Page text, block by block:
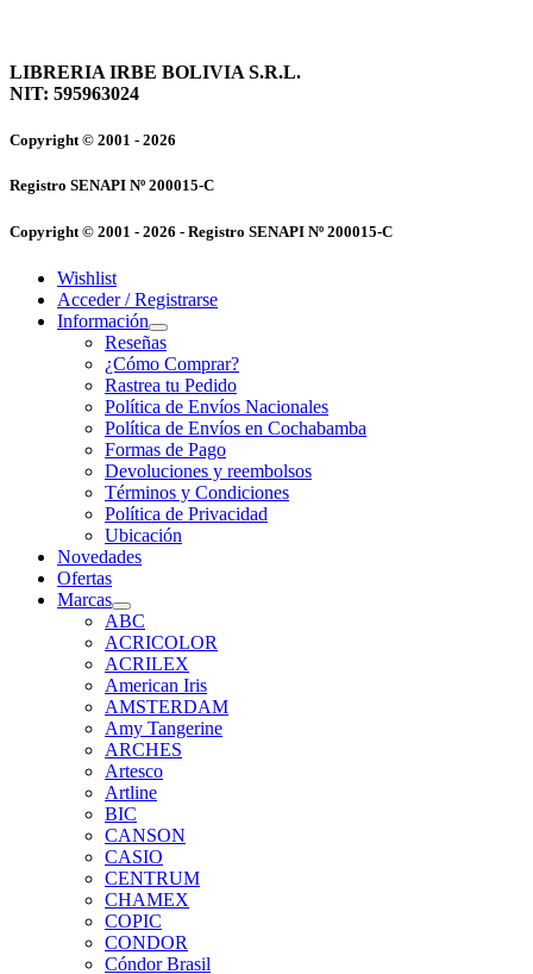
LIBRERIA IRBE BOLIVIA S.R.L.
NIT: 595963024
Copyright © 2001 - 2026
Registro SENAPI Nº 200015-C
Copyright © 2001 - 2026 - Registro SENAPI Nº 200015-C
Wishlist
Acceder / Registrarse
Información
Reseñas
¿Cómo Comprar?
Rastrea tu Pedido
Política de Envíos Nacionales
Política de Envíos en Cochabamba
Formas de Pago
Devoluciones y reembolsos
Términos y Condiciones
Política de Privacidad
Ubicación
Novedades
Ofertas
Marcas
ABC
ACRICOLOR
ACRILEX
American Iris
AMSTERDAM
Amy Tangerine
ARCHES
Artesco
Artline
BIC
CANSON
CASIO
CENTRUM
CHAMEX
COPIC
CONDOR
Cóndor Brasil